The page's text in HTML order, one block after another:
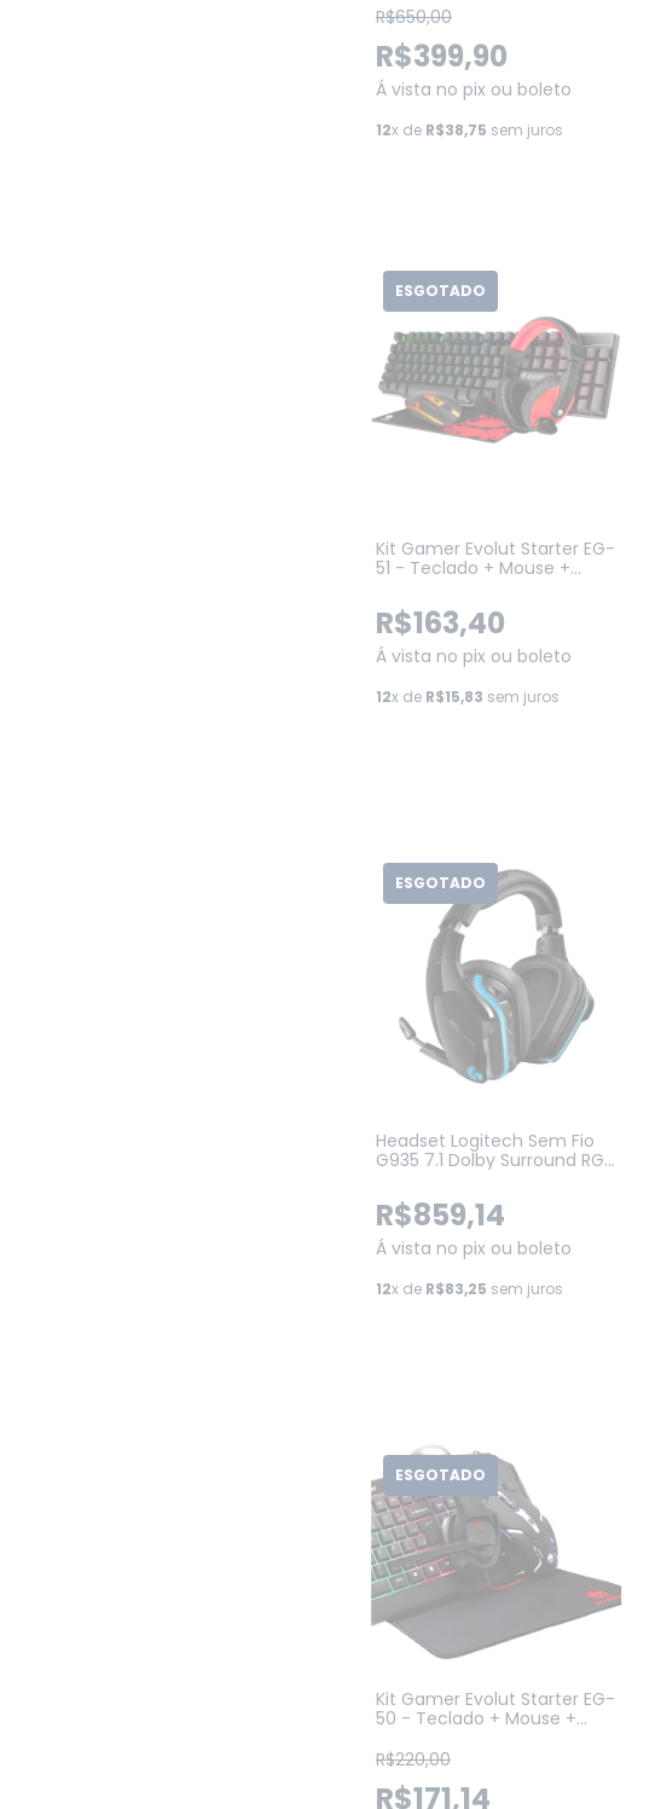
R$650,00
R$399,90
Á vista no pix ou boleto
12x de R$38,75 sem juros
ESGOTADO
Kit Gamer Evolut Starter EG-
51 - Teclado + Mouse +
R$163,40
Á vista no pix ou boleto
12x de R$15,83 sem juros
ESGOTADO
Headset Logitech Sem Fio
G935 7.1 Dolby Surround RGB
PlayStation, Xbox e Switch
(981-000742)
R$859,14
Á vista no pix ou boleto
12x de R$83,25 sem juros
ESGOTADO
Kit Gamer Evolut Starter EG-
50 - Teclado + Mouse +
R$220,00
R$171,14